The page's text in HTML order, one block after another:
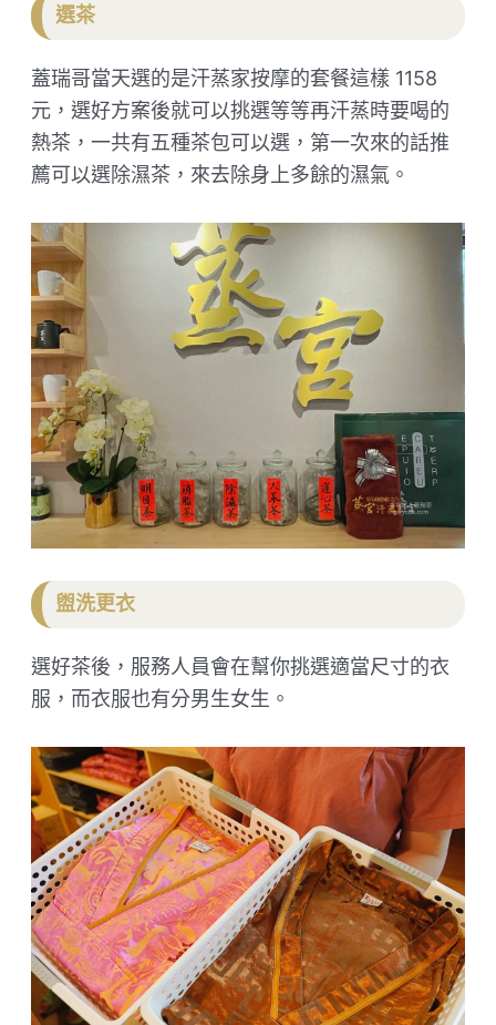
選茶
蓋瑞哥當天選的是汗蒸家按摩的套餐這樣 1158
元，選好方案後就可以挑選等等再汗蒸時要喝的
熱茶，一共有五種茶包可以選，第一次來的話推
薦可以選除濕茶，來去除身上多餘的濕氣。
盥洗更衣
選好茶後，服務人員會在幫你挑選適當尺寸的衣
服，而衣服也有分男生女生。